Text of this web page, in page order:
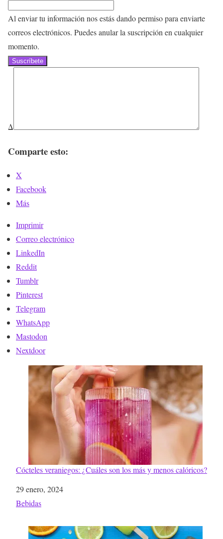
Al enviar tu información nos estás dando permiso para enviarte
correos electrónicos. Puedes anular la suscripción en cualquier
momento.
Suscríbete
Δ
Comparte esto:
X
Facebook
Más
Imprimir
Correo electrónico
LinkedIn
Reddit
Tumblr
Pinterest
Telegram
WhatsApp
Mastodon
Nextdoor
Cócteles veraniegos: ¿Cuáles son los más y menos calóricos?
Fecha
29 enero, 2024
Respecto a
Bebidas